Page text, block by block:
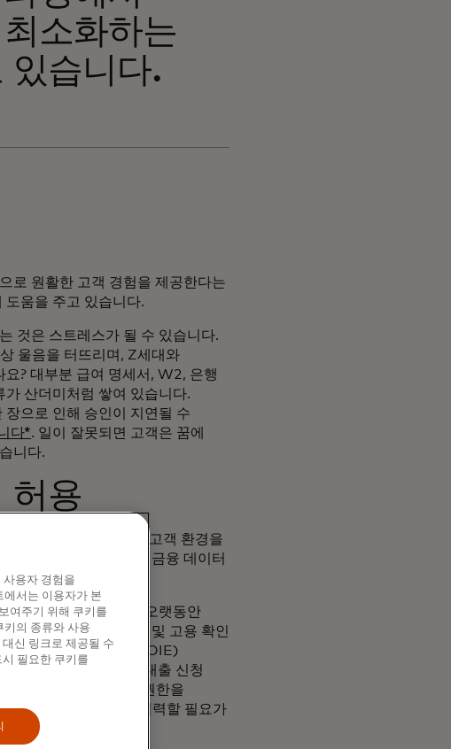
소화하는
있습니다.
로 원활한 고객 경험을 제공한다는
도움을 주고 있습니다.
것은 스트레스가 될 수 있습니다.
울음을 터뜨리며, Z세대와
? 대부분 급여 명세서, W2, 은행
산더미처럼 쌓여 있습니다.
으로 인해 승인이 지연될 수
다*. 일이 잘못되면 고객은 꿈에
니다.
허용
위해 원활한 디지털 고객 환경을
을 절약하고 대출자의 금융 데이터
기지 확인 서비스를 오랫동안
습니다. 하지만 소득 및 고용 확인
여 소득 및 고용 확인(VOIE)
인터코스탈의 대출자 대출 신청
이터에 대한 액세스 권한을
나 정보를 수동으로 입력할 필요가
사용자 경험을
서는 이용자가 본
여주기 위해 쿠키를
의 종류와 사용
신 링크로 제공될 수
필요한 쿠키를